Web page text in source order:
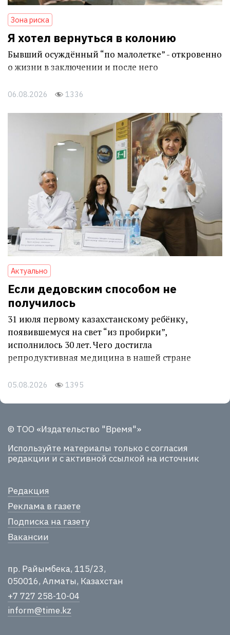
Зона риска
Я хотел вернуться в колонию
Бывший осуждённый “по малолетке” - откровенно
о жизни в заключении и после него
06.08.2026 1336
Актуально
Если дедовским способом не
получилось
31 июля первому казахстанскому ребёнку,
появившемуся на свет “из пробирки”,
исполнилось 30 лет. Чего достигла
репродуктивная медицина в нашей стране
05.08.2026 1395
© ТОО «Издательство "Время"»
Используйте материалы только с согласия
редакции и с активной ссылкой на источник
Редакция
Реклама в газете
Подписка на газету
Вакансии
пр. Райымбека, 115/23,
050016, Алматы, Казахстан
+7 727 258-10-04
inform@time.kz